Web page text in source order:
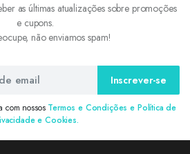
as últimas atualizações sobre promoções
e cupons.
não enviamos spam!
Inscrever-se
com nossos Termos e Condições e Política de
e Cookies.